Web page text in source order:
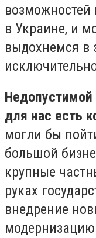
возможностей
в Украине, и
выдохнемся в
Недопустимой
для нас есть
могли бы
большой
крупные
руках
внедрение